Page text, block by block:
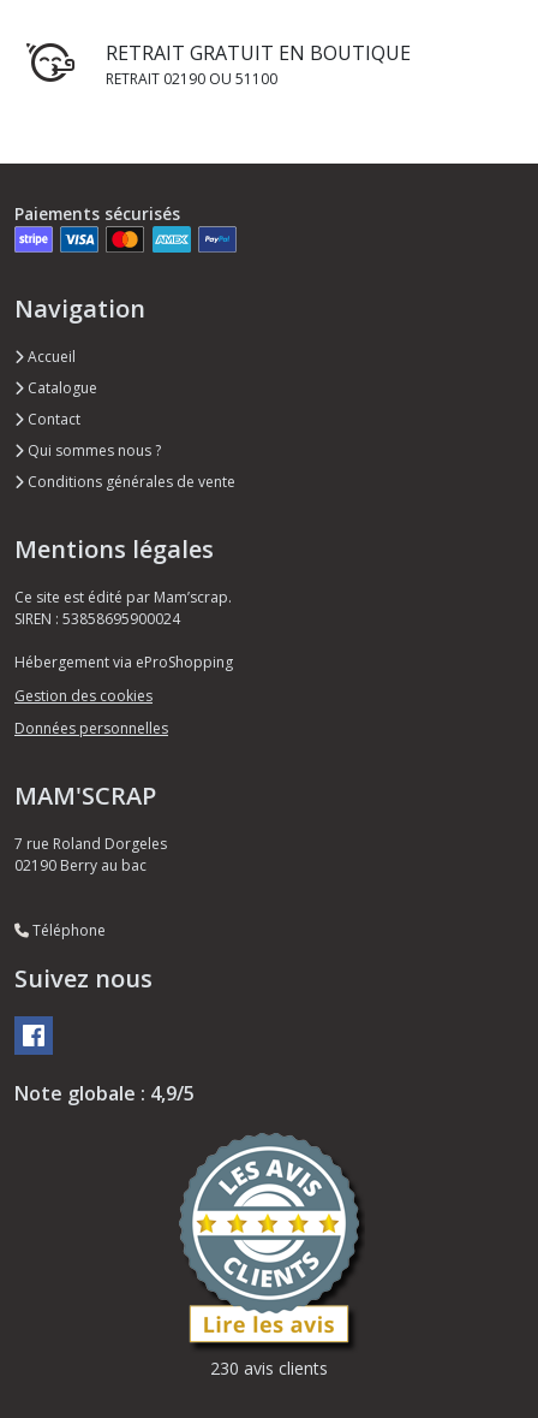
RETRAIT GRATUIT EN BOUTIQUE
RETRAIT 02190 OU 51100
Paiements sécurisés
Navigation
Accueil
Catalogue
Contact
Qui sommes nous ?
Conditions générales de vente
Mentions légales
Ce site est édité par Mam’scrap.
SIREN : 53858695900024
Hébergement via eProShopping
Gestion des cookies
Données personnelles
MAM'SCRAP
7 rue Roland Dorgeles
02190 Berry au bac
Téléphone
Suivez nous
Note globale : 4,9/5
230 avis clients